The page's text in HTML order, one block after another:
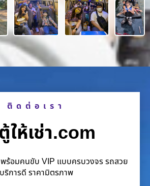
ติดต่อเรา
ให้เช่า.com
พร้อมคนขับ VIP แบบครบวงจร รถสวย
บริการดี ราคามิตรภาพ